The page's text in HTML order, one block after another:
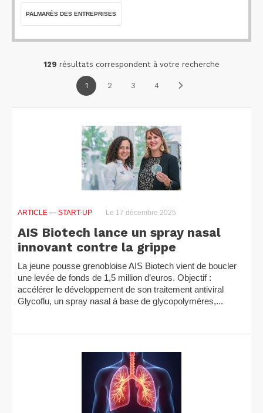
PALMARÈS DES ENTREPRISES
129 résultats correspondent à votre recherche
1 2 3 4
ARTICLE — START-UP Le 17 décembre 2025
AIS Biotech lance un spray nasal
innovant contre la grippe
La jeune pousse grenobloise AIS Biotech vient de boucler
une levée de fonds de 1,5 million d’euros. Objectif :
accélérer le développement de son traitement antiviral
Glycoflu, un spray nasal à base de glycopolymères,...